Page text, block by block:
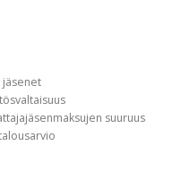
jäsenet
suuruus